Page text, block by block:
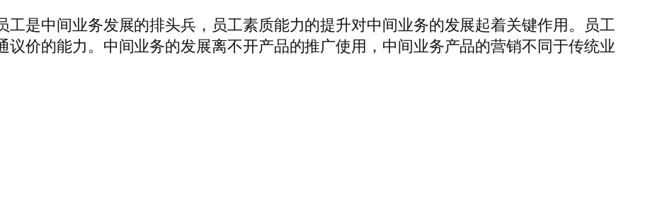
是中间业务发展的排头兵，员工素质能力的提升对中间业务的发展起着关键作用。员工
议价的能力。中间业务的发展离不开产品的推广使用，中间业务产品的营销不同于传统业